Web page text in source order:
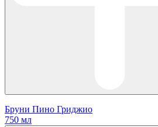
Бруни Пино Гриджио
750 мл